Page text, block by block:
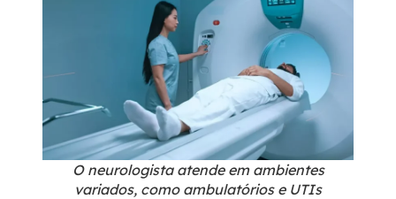
O neurologista atende em ambientes
variados, como ambulatórios e UTIs